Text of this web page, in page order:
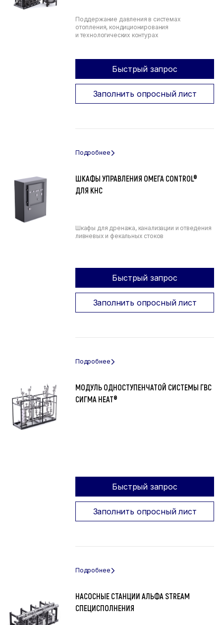
Поддержание давления в системах
отопления, кондиционирования
и технологических контурах
Быстрый запрос
Заполнить опросный лист
ШКАФЫ УПРАВЛЕНИЯ ОМЕГА CONTROL®
ДЛЯ КНС
Шкафы для дренажа, канализации и отведения
ливневых и фекальных стоков
Быстрый запрос
Заполнить опросный лист
МОДУЛЬ ОДНОСТУПЕНЧАТОЙ СИСТЕМЫ ГВС
СИГМА HEAT®
Быстрый запрос
Заполнить опросный лист
НАСОСНЫЕ СТАНЦИИ АЛЬФА STREAM
СПЕЦИСПОЛНЕНИЯ